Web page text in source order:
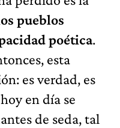
pueblos
poética.
esta
es verdad, es
en día se
de seda, tal